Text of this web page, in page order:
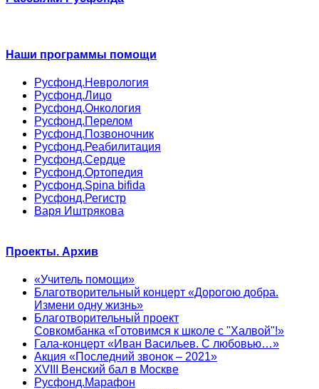
Наши программы помощи
Русфонд.Неврология
Русфонд.Лицо
Русфонд.Онкология
Русфонд.Перелом
Русфонд.Позвоночник
Русфонд.Реабилитация
Русфонд.Сердце
Русфонд.Ортопедия
Русфонд.Spina bifida
Русфонд.Регистр
Варя Иштрякова
Проекты. Архив
«Учитель помощи»
Благотворительный концерт «Дорогою добра.
Измени одну жизнь»
Благотворительный проект
Совкомбанка «Готовимся к школе с "Халвой"!»
Гала-концерт «Иван Васильев. С любовью…»
Акция «Последний звонок – 2021»
XVIII Венский бал в Москве
Русфонд.Марафон